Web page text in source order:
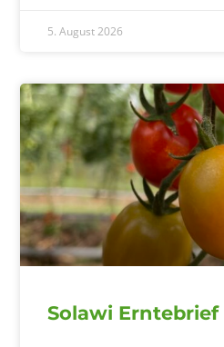
5. August 2026
Solawi Erntebrief